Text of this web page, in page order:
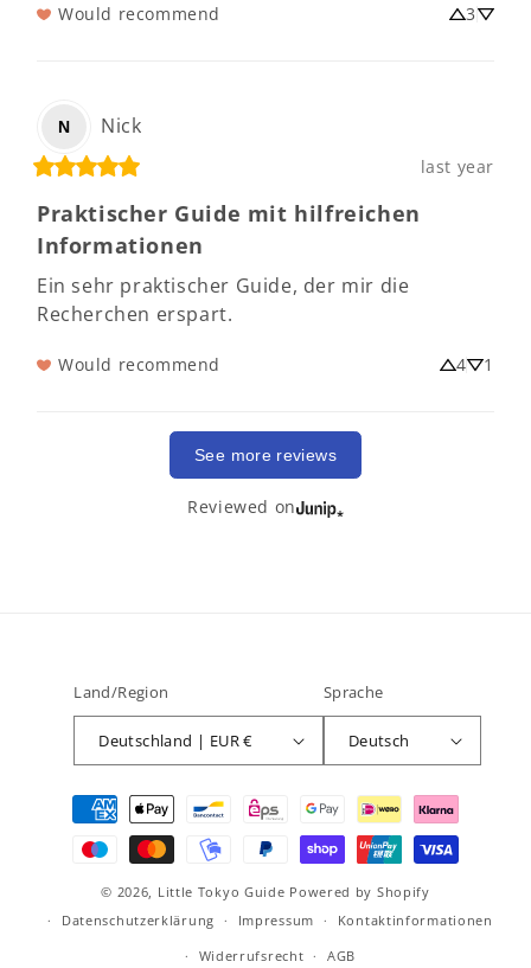
Would recommend 3
N Nick
last year
Praktischer Guide mit hilfreichen
Informationen
Ein sehr praktischer Guide, der mir die
Recherchen erspart.
Would recommend 4 1
See more reviews
Reviewed on
Land/Region
Deutschland | EUR €
Sprache
Deutsch
Zahlungsmethoden
© 2026, Little Tokyo Guide Powered by Shopify
Datenschutzerklärung
Impressum
Kontaktinformationen
Widerrufsrecht
AGB